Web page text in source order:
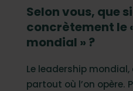
Selon vous, que
concrètement le
mondial » ?
Le leadership
partout où l’on opère.